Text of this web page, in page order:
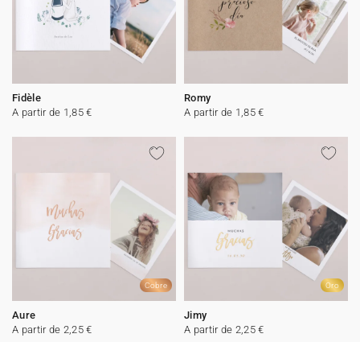
Fidèle
A partir de 1,85 €
Romy
A partir de 1,85 €
Cobre
Aure
A partir de 2,25 €
Oro
Jimy
A partir de 2,25 €